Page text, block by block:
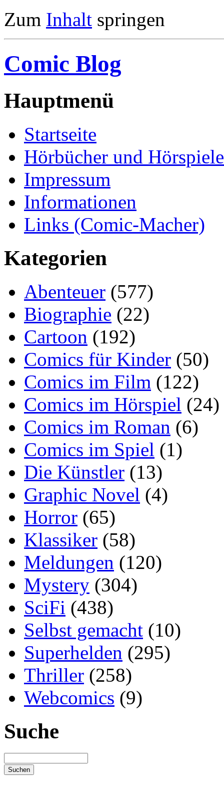
Zum Inhalt springen
Comic Blog
Hauptmenü
Startseite
Hörbücher und Hörspiele
Impressum
Informationen
Links (Comic-Macher)
Kategorien
Abenteuer (577)
Biographie (22)
Cartoon (192)
Comics für Kinder (50)
Comics im Film (122)
Comics im Hörspiel (24)
Comics im Roman (6)
Comics im Spiel (1)
Die Künstler (13)
Graphic Novel (4)
Horror (65)
Klassiker (58)
Meldungen (120)
Mystery (304)
SciFi (438)
Selbst gemacht (10)
Superhelden (295)
Thriller (258)
Webcomics (9)
Suche